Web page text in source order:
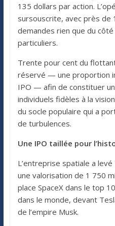
135 dollars par action.
sursouscrite, avec près de
demandes rien que du
particuliers.
Trente pour cent du
réservé — une proportion
IPO — afin de constituer
individuels fidèles à la
du socle populaire qui a
de turbulences.
Une IPO taillée pour
L’entreprise spatiale a
une valorisation de 1 750
place SpaceX dans le top
dans le monde, devant
de l’empire Musk.